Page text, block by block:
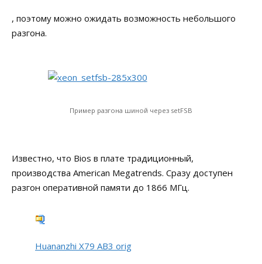
, поэтому можно ожидать возможность небольшого
разгона.
Пример разгона шиной через setFSB
Известно, что Bios в плате традиционный,
производства American Megatrends. Сразу доступен
разгон оперативной памяти до 1866 МГц.
Huananzhi X79 AB3 orig